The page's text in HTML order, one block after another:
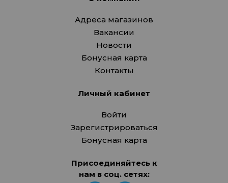
Адреса магазинов
Вакансии
Новости
Бонусная карта
Контакты
Личный кабинет
Войти
Зарегистрироваться
Бонусная карта
Присоединяйтесь к
нам в соц. сетях: